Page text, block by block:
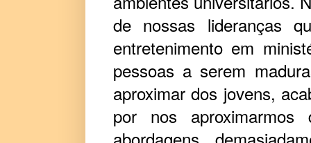
de nossas lideranças
entretenimento em
pessoas a serem
aproximar dos jovens,
por nos aproximarmos